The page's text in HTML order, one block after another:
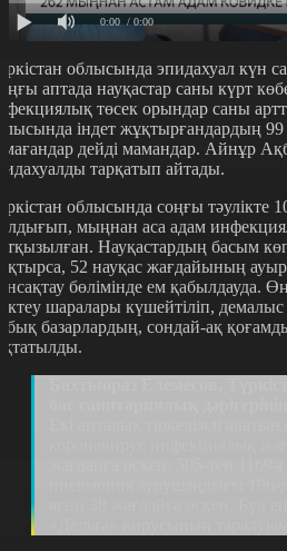
0:00 / 0:00
облысында эпидахуал күн
аптада науқастар саны күрт
төсек орындар саны
індет жұқтырғандардың
дейді мамандар. Айнұр
тарқатып айтады.
облысында соңғы тəулікте
мыңнан аса адам
Науқастардың басым
52 науқас жағдайының
бөлімінде ем қабылдауда.
шаралары күшейтіліп,
базарлардың, сондай-ақ